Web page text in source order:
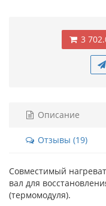
3
Описание
Отзывы (19)
Совместимый
вал для
(термомодуля).